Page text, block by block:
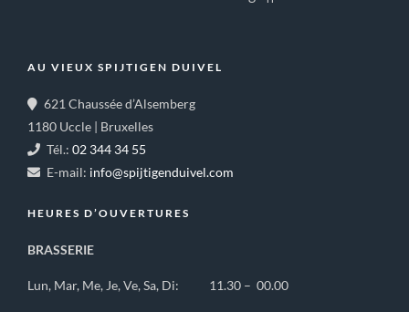
AU VIEUX SPIJTIGEN DUIVEL
621 Chaussée d’Alsemberg
1180 Uccle | Bruxelles
Tél.: 02 344 34 55
E-mail: info@spijtigenduivel.com
HEURES D’OUVERTURES
BRASSERIE
Lun, Mar, Me, Je, Ve, Sa, Di: 11.30 – 00.00